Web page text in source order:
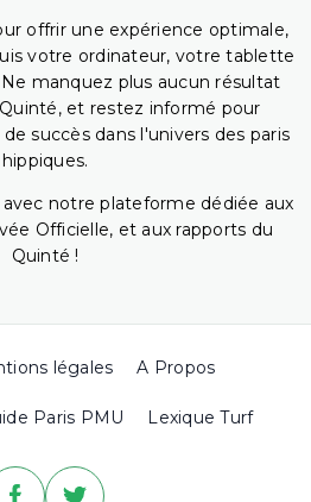
offrir une expérience optimale,
votre ordinateur, votre tablette
manquez plus aucun résultat
et restez informé pour
succès dans l'univers des paris
hippiques.
notre plateforme dédiée aux
Officielle, et aux rapports du
Quinté !
légales A Propos
Paris PMU Lexique Turf